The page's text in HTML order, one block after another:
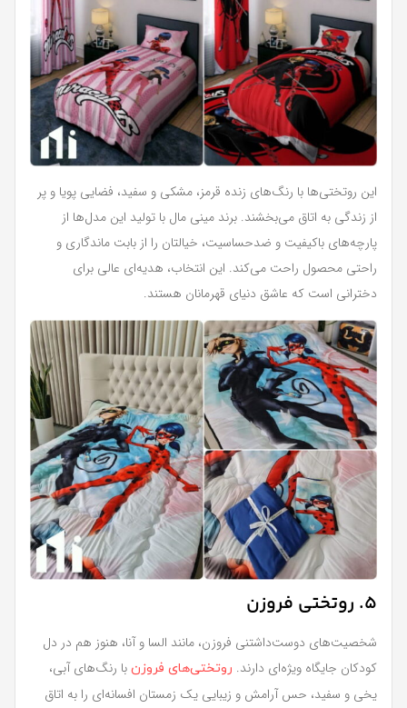
این روتختی‌ها با رنگ‌های زنده قرمز، مشکی و سفید، فضایی پویا و پر
از زندگی به اتاق می‌بخشند. برند مینی‌ مال با تولید این مدل‌ها از
پارچه‌های باکیفیت و ضدحساسیت، خیالتان را از بابت ماندگاری و
راحتی محصول راحت می‌کند. این انتخاب، هدیه‌ای عالی برای
دخترانی است که عاشق دنیای قهرمانان هستند.
5. روتختی فروزن
شخصیت‌های دوست‌داشتنی فروزن، مانند السا و آنا، هنوز هم در دل
کودکان جایگاه ویژه‌ای دارند. روتختی‌های فروزن با رنگ‌های آبی،
یخی و سفید، حس آرامش و زیبایی یک زمستان افسانه‌ای را به اتاق